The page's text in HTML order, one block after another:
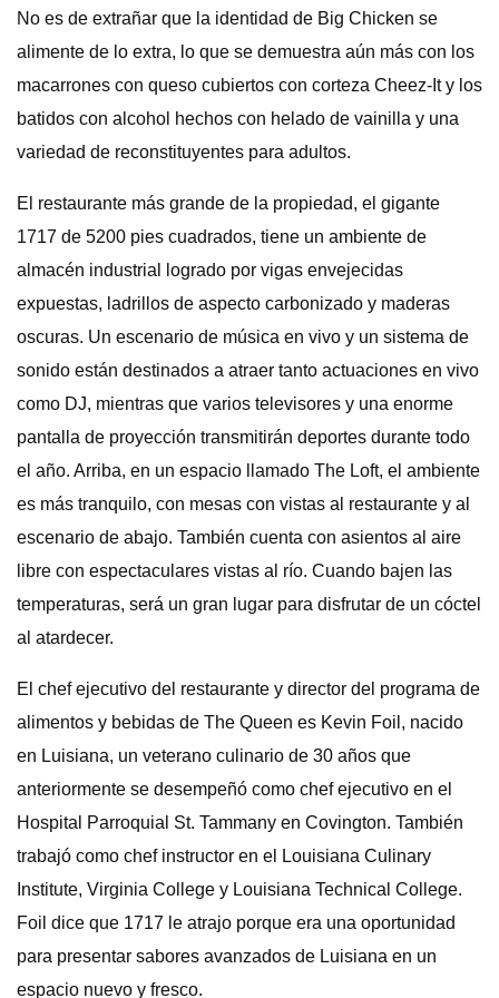
No es de extrañar que la identidad de Big Chicken se
alimente de lo extra, lo que se demuestra aún más con los
macarrones con queso cubiertos con corteza Cheez-It y los
batidos con alcohol hechos con helado de vainilla y una
variedad de reconstituyentes para adultos.
El restaurante más grande de la propiedad, el gigante
1717 de 5200 pies cuadrados, tiene un ambiente de
almacén industrial logrado por vigas envejecidas
expuestas, ladrillos de aspecto carbonizado y maderas
oscuras. Un escenario de música en vivo y un sistema de
sonido están destinados a atraer tanto actuaciones en vivo
como DJ, mientras que varios televisores y una enorme
pantalla de proyección transmitirán deportes durante todo
el año. Arriba, en un espacio llamado The Loft, el ambiente
es más tranquilo, con mesas con vistas al restaurante y al
escenario de abajo. También cuenta con asientos al aire
libre con espectaculares vistas al río. Cuando bajen las
temperaturas, será un gran lugar para disfrutar de un cóctel
al atardecer.
El chef ejecutivo del restaurante y director del programa de
alimentos y bebidas de The Queen es Kevin Foil, nacido
en Luisiana, un veterano culinario de 30 años que
anteriormente se desempeñó como chef ejecutivo en el
Hospital Parroquial St. Tammany en Covington. También
trabajó como chef instructor en el Louisiana Culinary
Institute, Virginia College y Louisiana Technical College.
Foil dice que 1717 le atrajo porque era una oportunidad
para presentar sabores avanzados de Luisiana en un
espacio nuevo y fresco.